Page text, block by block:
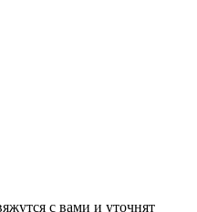
с вами и уточнят